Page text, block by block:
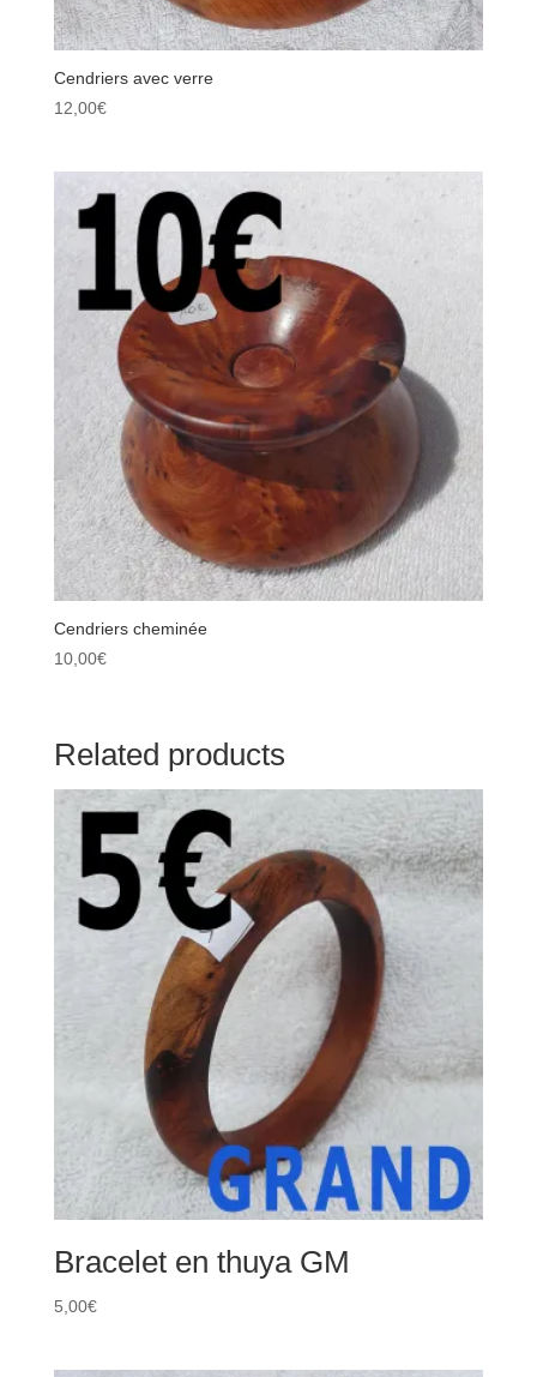
Cendriers avec verre
12,00€
Cendriers cheminée
10,00€
Related products
Bracelet en thuya GM
5,00€